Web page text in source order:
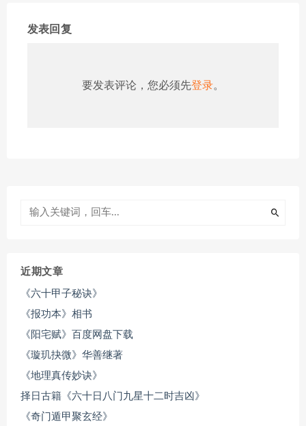
发表回复
要发表评论，您必须先登录。
近期文章
《六十甲子秘诀》
《报功本》相书
《阳宅赋》百度网盘下载
《璇玑抉微》华善继著
《地理真传妙诀》
择日古籍《六十日八门九星十二时吉凶》
《奇门遁甲聚玄经》